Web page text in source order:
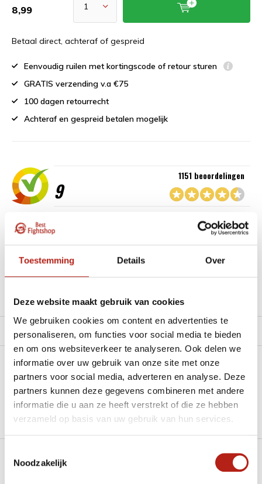
Toestemming Details Over
Deze website maakt gebruik van cookies
We gebruiken cookies om content en advertenties te
personaliseren, om functies voor social media te bieden
en om ons websiteverkeer te analyseren. Ook delen we
informatie over uw gebruik van onze site met onze
partners voor social media, adverteren en analyse. Deze
partners kunnen deze gegevens combineren met andere
informatie die u aan ze heeft verstrekt of die ze hebben
verzameld op basis van uw gebruik van hun services.
Noodzakelijk
8,99
Betaal direct, achteraf of gespreid
Eenvoudig ruilen met kortingscode of retour sturen
GRATIS verzending v.a €75
100 dagen retourrecht
Achteraf en gespreid betalen mogelijk
9
1151 beoordelingen
“Goede service , zeer correcte afhandeling en kwaliteit
materiaal.”
Beschikbaar in de volgende varianten:
Productomschrijving
Product tags
Heb je een vraag over dit product?
Stel je vraag in de Chat voor een snel antwoord 24/7
Groot aantal nodig?
Klik hier om een offerte aan te vragen